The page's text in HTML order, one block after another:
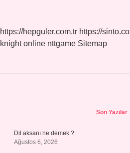
https://hepguler.com.tr https://
knight online nttgame Sitemap
Son Yazılar
Dil aksanı ne demek ?
Ağustos 6, 2026